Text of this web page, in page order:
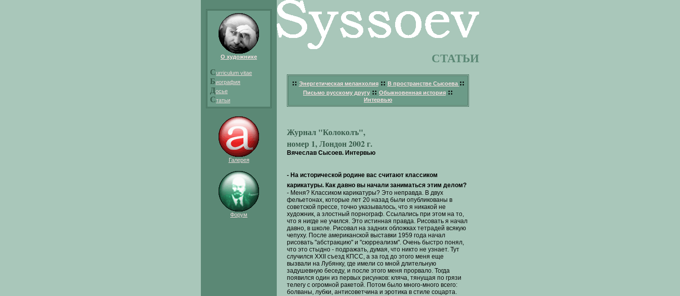
О художнике
Curriculum vitae
Биография
Досье
Статьи
Галерея
Форум
СТАТЬИ
:: Энергетическая меланхолия:: В пространстве Сысоева ::
Письмо русскому другу :: Обыкновенная история ::
Интервью
Журнал "Колоколъ",
номер 1, Лондон 2002 г.
Вячеслав Сысоев. Интервью
- На исторической родине вас считают классиком
карикатуры. Как давно вы начали заниматься этим делом?
- Меня? Классиком карикатуры? Это неправда. В двух
фельетонах, которые лет 20 назад были опубликованы в
советской прессе, точно указывалось, что я никакой не
художник, а злостный порнограф. Ссылались при этом на то,
что я нигде не учился. Это истинная правда. Рисовать я начал
давно, в школе. Рисовал на задних обложках тетрадей всякую
чепуху. После американской выставки 1959 года начал
рисовать "абстракцию" и "сюрреализм". Очень быстро понял,
что это стыдно - подражать, думая, что никто не узнает. Тут
случился XXII съезд КПСС, а за год до этого меня еще
вызвали на Лубянку, где имели со мной длительную
задушевную беседу, и после этого меня прорвало. Тогда
появился один из первых рисунков: кляча, тянущая по грязи
телегу с огромной ракетой. Потом было много-много всего:
болваны, лубки, антисоветчина и эротика в стиле соцарта.